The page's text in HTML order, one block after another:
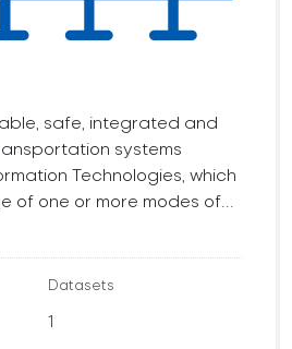
safe, integrated and
systems
Technologies, which
of one or more modes of...
Datasets
1